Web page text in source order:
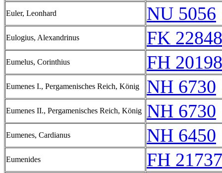
Euler, Leonhard NU 5056
Eulogius, Alexandrinus FK
Eumelus, Corinthius FH
Eumenes I., Pergamenisches Reich, König NH 6730
Eumenes II., Pergamenisches Reich, König NH 6730
Eumenes, Cardianus NH 6450
Eumenides FH 21737